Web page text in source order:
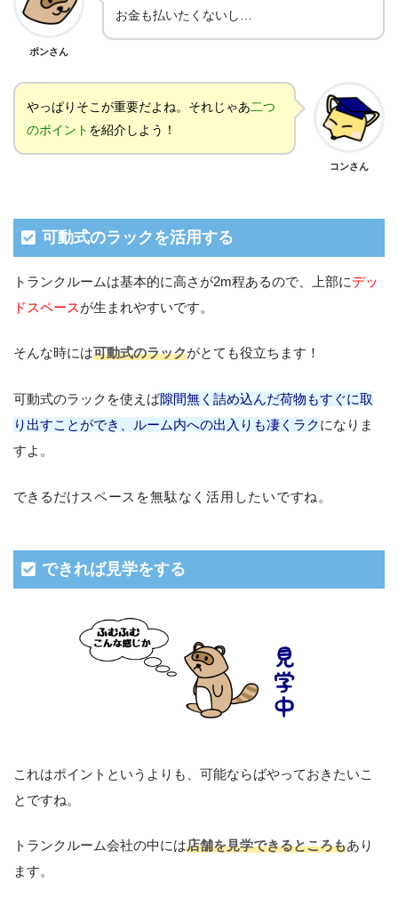
ポンさん
お金も払いたくないし…
やっぱりそこが重要だよね。それじゃあ二つ
のポイント を紹介しよう！
コンさん
可動式のラックを活用する
トランクルームは基本的に高さが2m程あるので、上部にデッ
ドスペースが生まれやすいです。
そんな時には可動式のラックがとても役立ちます！
可動式のラックを使えば隙間無く詰め込んだ荷物もすぐに取
り出すことができ、ルーム内への出入りも凄くラクになりま
すよ。
できるだけスペースを無駄なく活用したいですね。
できれば見学をする
これはポイントというよりも、可能ならばやっておきたいこ
とですね。
トランクルーム会社の中には店舗を見学できるところもあり
ます。